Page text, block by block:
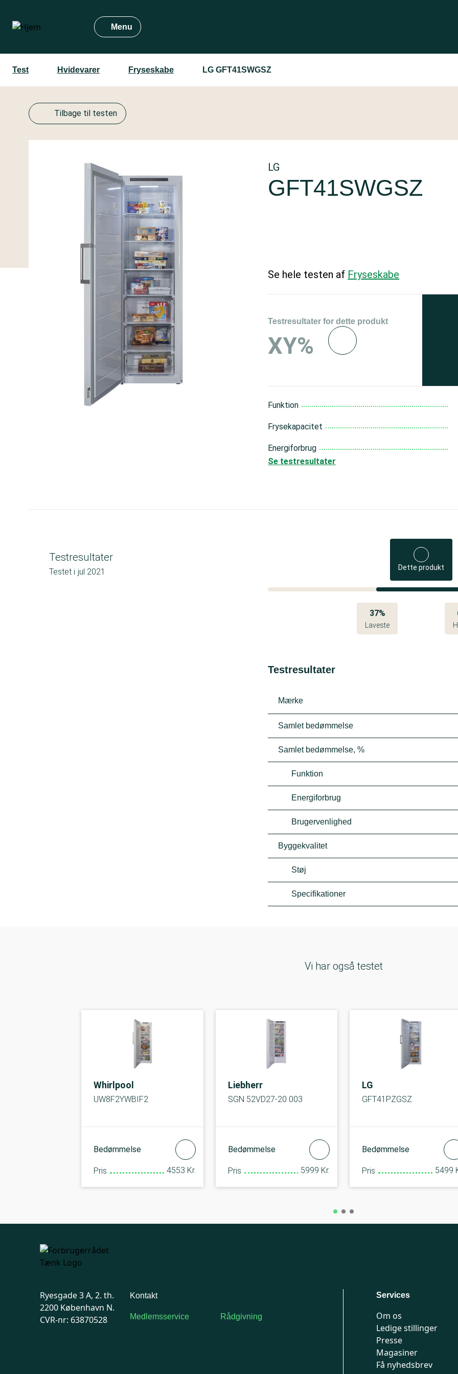
hovedindhold
Menu
Test Hvidevarer Fryseskabe LG GFT41SWGSZ
Tilbage til testen
LG
GFT41SWGSZ
Se hele testen af Fryseskabe
Testresultater for dette produkt
XY%
Funktion
Frysekapacitet
Energiforbrug
Se testresultater
Testresultater
Testet i jul 2021 Dette produkt
37%
Laveste
Testresultater
Mærke
Samlet bedømmelse
Samlet bedømmelse, %
Funktion
Energiforbrug
Brugervenlighed
Byggekvalitet
Støj
Specifikationer
Vi har også testet
Whirlpool
UW8F2YWBIF2
Bedømmelse
Pris 4553 Kr.
Liebherr
SGN 52VD27-20 003
Bedømmelse
Pris 5999 Kr.
LG
GFT41PZGSZ
Bedømmelse
Pris 5499
Ryesgade 3 A, 2. th.
2200 København N.
CVR-nr: 63870528
Kontakt
Medlemsservice Rådgivning
Services
Om os
Ledige stillinger
Presse
Magasiner
Få nyhedsbrev